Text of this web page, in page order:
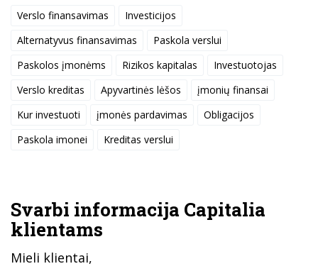
Svarbi informacija Capitalia
klientams
Mieli klientai,
Verslo finansavimas
Investicijos
Alternatyvus finansavimas
Paskola verslui
Paskolos įmonėms
Rizikos kapitalas
Investuotojas
Verslo kreditas
Apyvartinės lėšos
įmonių finansai
Kur investuoti
įmonės pardavimas
Obligacijos
Paskola imonei
Kreditas verslui